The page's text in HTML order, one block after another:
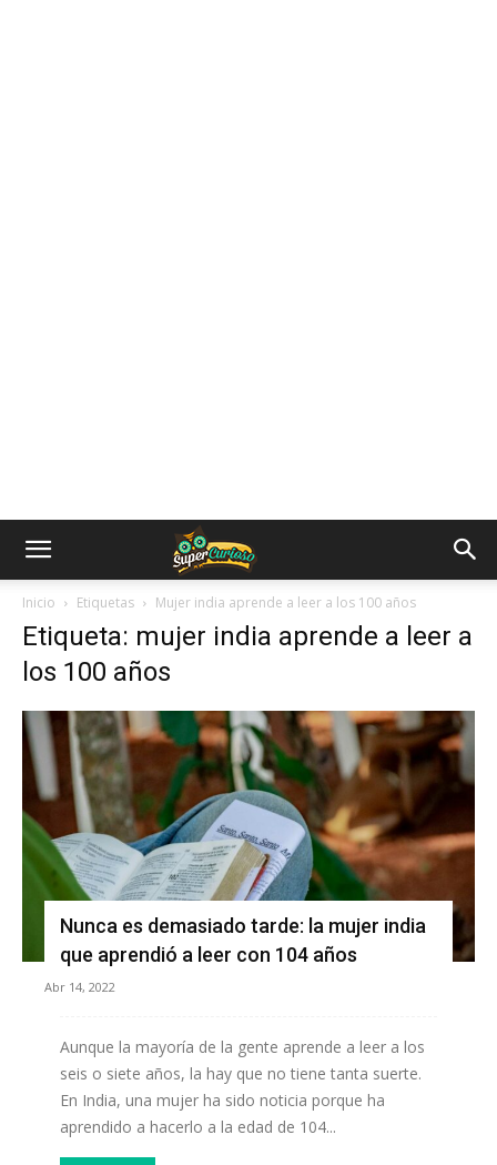
Inicio Etiquetas Mujer india aprende a leer a los 100 años
Etiqueta: mujer india aprende a leer a
los 100 años
Nunca es demasiado tarde: la mujer india
que aprendió a leer con 104 años
Abr 14, 2022
Aunque la mayoría de la gente aprende a leer a los
seis o siete años, la hay que no tiene tanta suerte.
En India, una mujer ha sido noticia porque ha
aprendido a hacerlo a la edad de 104...